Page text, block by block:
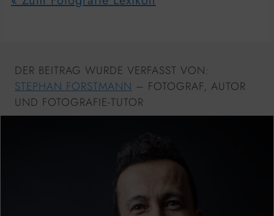
DER BEITRAG WURDE VERFASST VON:
STEPHAN FORSTMANN – FOTOGRAF, AUTOR
UND FOTOGRAFIE-TUTOR